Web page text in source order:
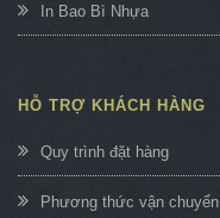
In Bao Bì Nhựa
HỖ TRỢ KHÁCH HÀNG
Quy trình đặt hàng
Phương thức vận chuyển